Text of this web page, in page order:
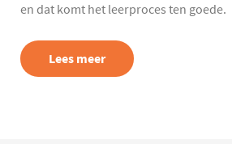
en dat komt het leerproces ten goede.
Lees meer